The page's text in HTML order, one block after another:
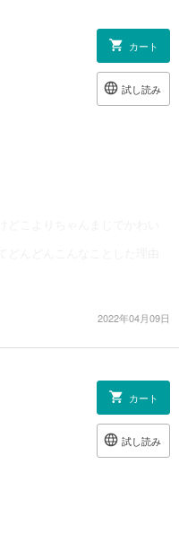
カート
試し読み
2022年04月09日
カート
試し読み